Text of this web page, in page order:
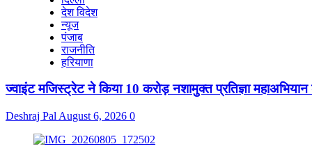
देश विदेश
न्यूज
पंजाब
राजनीति
हरियाणा
ज्वाइंट मजिस्ट्रेट ने किया 10 करोड़ नशामुक्त प्रतिज्ञा
Deshraj Pal August 6, 2026 0